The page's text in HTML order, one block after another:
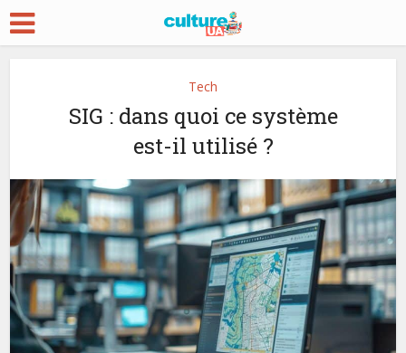
Tech
SIG : dans quoi ce système
est-il utilisé ?